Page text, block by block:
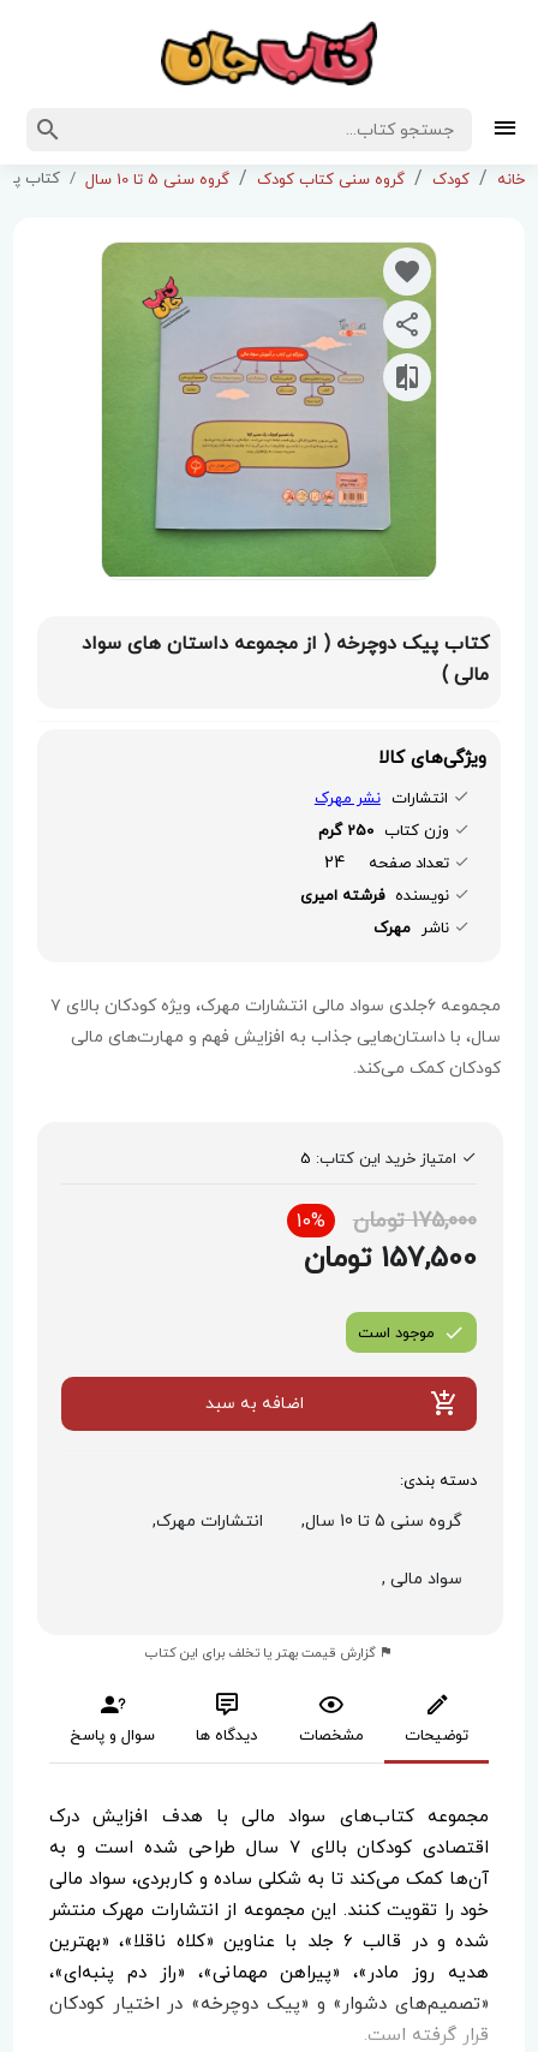
خانه کودک گروه سنی کتاب کودک گروه سنی 5 تا 10 سال کتاب پیک دوچرخه ( از مجموعه داستان های سواد مالی )
کتاب پیک دوچرخه ( از مجموعه داستان های سواد
مالی )
ویژگی‌های کالا
انتشارات نشر مهرک
وزن کتاب 250 گرم
تعداد صفحه
24
نویسنده فرشته امیری
ناشر مهرک
مجموعه ۶جلدی سواد مالی انتشارات مهرک، ویژه کودکان بالای ۷
سال، با داستان‌هایی جذاب به افزایش فهم و مهارت‌های مالی
کودکان کمک می‌کند.
امتیاز خرید این کتاب: 5
175,000 تومان 10%
157,500 تومان
موجود است
اضافه به سبد
دسته بندی:
گروه سنی 5 تا 10 سال, انتشارات مهرک,
سواد مالی ,
گزارش قیمت بهتر یا تخلف برای این کتاب
توضیحات مشخصات دیدگاه ها سوال و پاسخ
مجموعه کتاب‌های سواد مالی با هدف افزایش درک
اقتصادی کودکان بالای ۷ سال طراحی شده است و به
آن‌ها کمک می‌کند تا به شکلی ساده و کاربردی، سواد مالی
خود را تقویت کنند. این مجموعه از انتشارات مهرک منتشر
شده و در قالب ۶ جلد با عناوین «کلاه ناقلا»، «بهترین
هدیه روز مادر»، «پیراهن مهمانی»، «راز دم پنبه‌ای»،
«تصمیم‌های دشوار» و «پیک دوچرخه» در اختیار کودکان
قرار گرفته است.